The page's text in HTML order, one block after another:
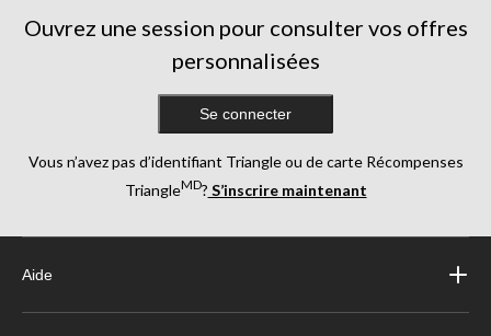
Ouvrez une session pour consulter vos offres
personnalisées
Se connecter
Vous n’avez pas d’identifiant Triangle ou de carte Récompenses
TriangleMD? S’inscrire maintenant
Aide